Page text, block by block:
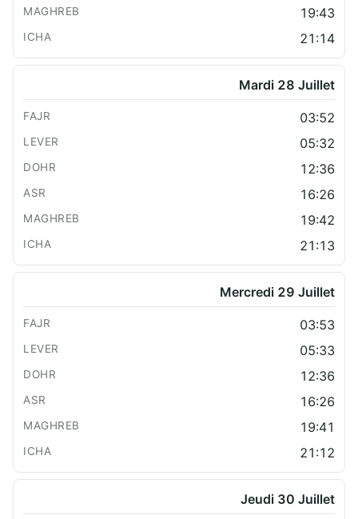
19:43
21:14
Mardi 28 Juillet
03:52
05:32
12:36
16:26
19:42
21:13
Mercredi 29 Juillet
03:53
05:33
12:36
16:26
19:41
21:12
Jeudi 30 Juillet